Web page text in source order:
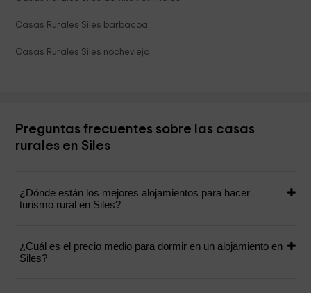
Casas Rurales Siles barbacoa
Casas Rurales Siles nochevieja
Preguntas frecuentes sobre las casas
rurales en Siles
¿Dónde están los mejores alojamientos para hacer
turismo rural en Siles?
¿Cuál es el precio medio para dormir en un alojamiento en
Siles?